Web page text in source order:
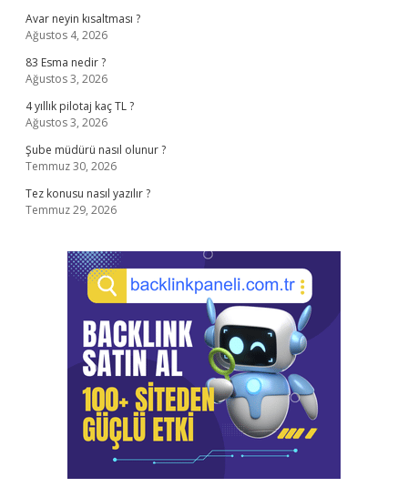
Avar neyin kısaltması ?
Ağustos 4, 2026
83 Esma nedir ?
Ağustos 3, 2026
4 yıllık pilotaj kaç TL ?
Ağustos 3, 2026
Şube müdürü nasıl olunur ?
Temmuz 30, 2026
Tez konusu nasıl yazılır ?
Temmuz 29, 2026